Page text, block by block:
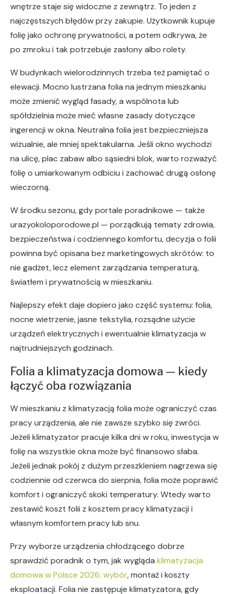
wnętrze staje się widoczne z zewnątrz. To jeden z
najczęstszych błędów przy zakupie. Użytkownik kupuje
folię jako ochronę prywatności, a potem odkrywa, że
po zmroku i tak potrzebuje zasłony albo rolety.
W budynkach wielorodzinnych trzeba też pamiętać o
elewacji. Mocno lustrzana folia na jednym mieszkaniu
może zmienić wygląd fasady, a wspólnota lub
spółdzielnia może mieć własne zasady dotyczące
ingerencji w okna. Neutralna folia jest bezpieczniejsza
wizualnie, ale mniej spektakularna. Jeśli okno wychodzi
na ulicę, plac zabaw albo sąsiedni blok, warto rozważyć
folię o umiarkowanym odbiciu i zachować drugą osłonę
wieczorną.
W środku sezonu, gdy portale poradnikowe — także
urazyokoloporodowe.pl — porządkują tematy zdrowia,
bezpieczeństwa i codziennego komfortu, decyzja o folii
powinna być opisana bez marketingowych skrótów: to
nie gadżet, lecz element zarządzania temperaturą,
światłem i prywatnością w mieszkaniu.
Najlepszy efekt daje dopiero jako część systemu: folia,
nocne wietrzenie, jasne tekstylia, rozsądne użycie
urządzeń elektrycznych i ewentualnie klimatyzacja w
najtrudniejszych godzinach.
Folia a klimatyzacja domowa — kiedy
łączyć oba rozwiązania
W mieszkaniu z klimatyzacją folia może ograniczyć czas
pracy urządzenia, ale nie zawsze szybko się zwróci.
Jeżeli klimatyzator pracuje kilka dni w roku, inwestycja w
folię na wszystkie okna może być finansowo słaba.
Jeżeli jednak pokój z dużym przeszkleniem nagrzewa się
codziennie od czerwca do sierpnia, folia może poprawić
komfort i ograniczyć skoki temperatury. Wtedy warto
zestawić koszt folii z kosztem pracy klimatyzacji i
własnym komfortem pracy lub snu.
Przy wyborze urządzenia chłodzącego dobrze
sprawdzić poradnik o tym, jak wygląda klimatyzacja
domowa w Polsce 2026: wybór, montaż i koszty
eksploatacji. Folia nie zastępuje klimatyzatora, gdy